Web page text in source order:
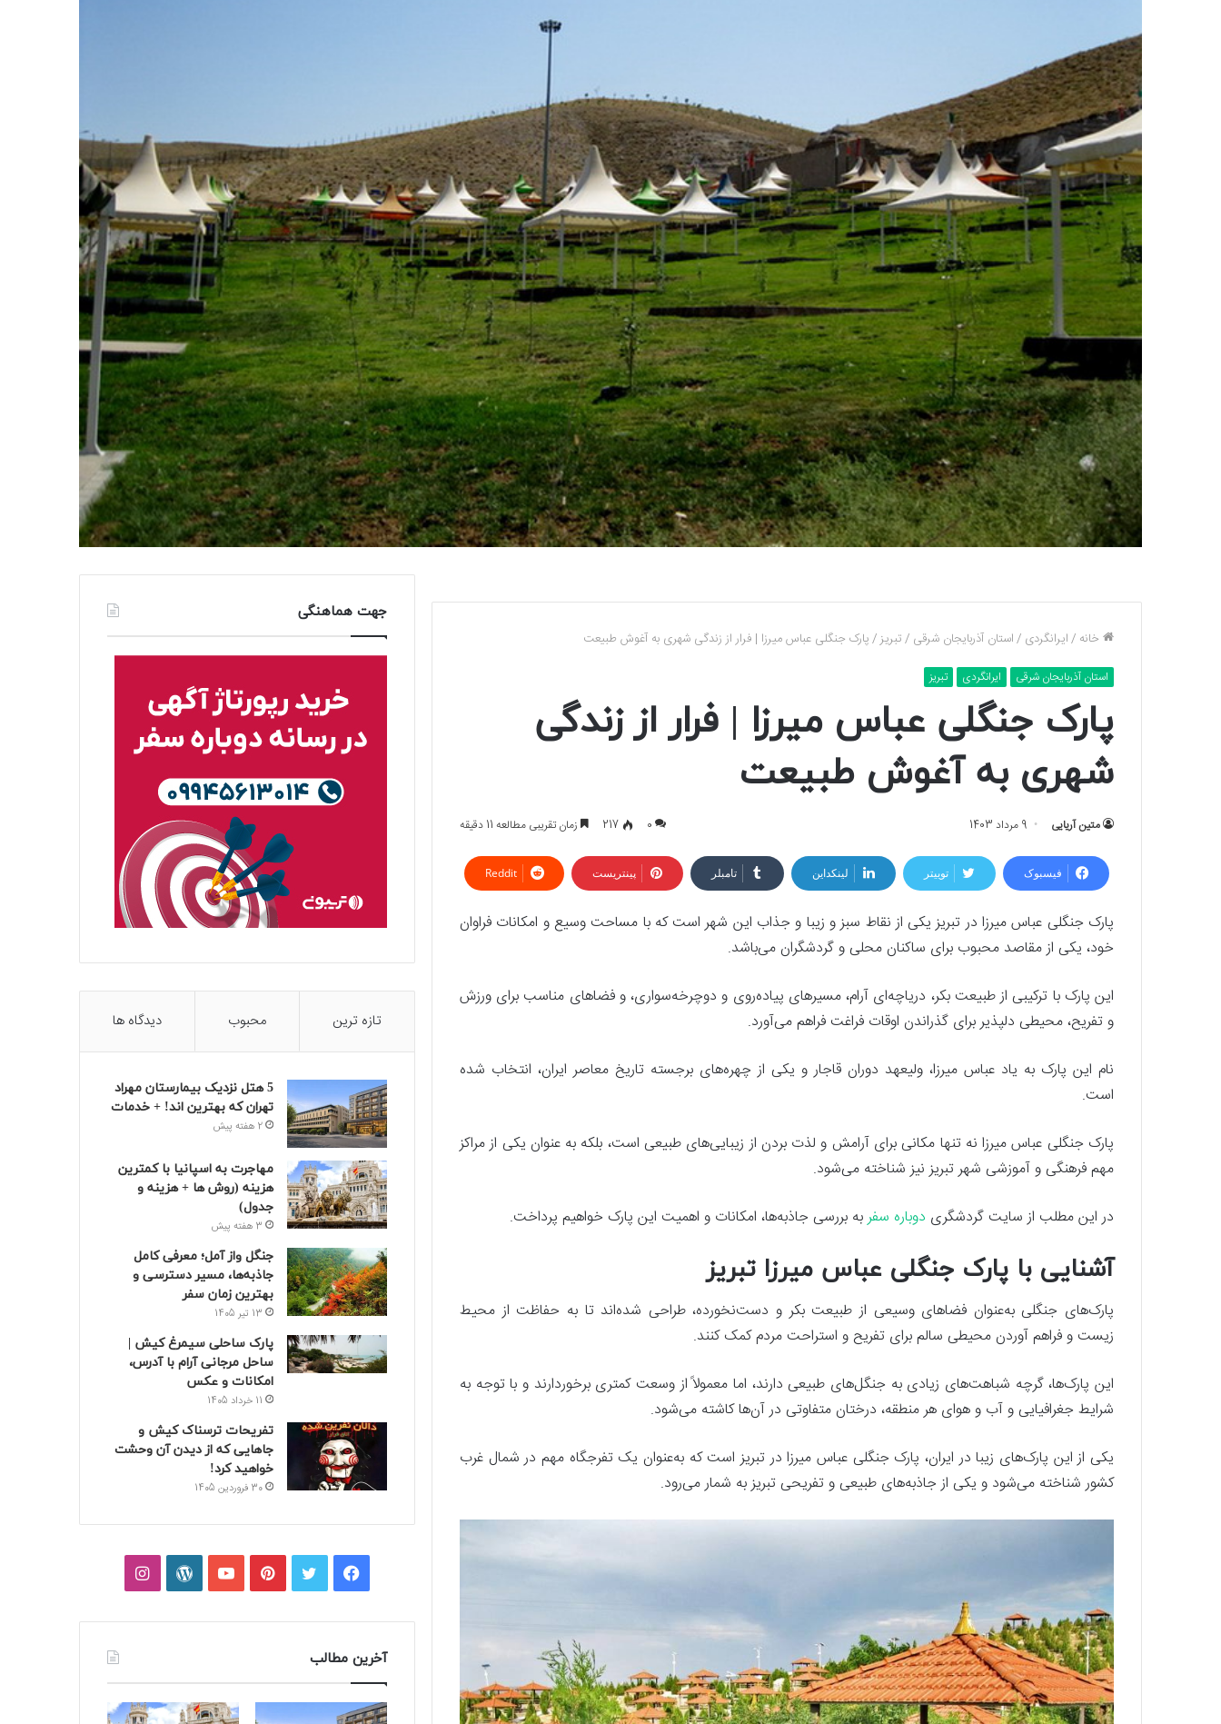
خانه /ایرانگردی /استان آذربایجان شرقی /تبریز/پارک جنگلی عباس میرزا | فرار از زندگی شهری به آغوش طبیعت
استان آذربایجان شرقی ایرانگردی تبریز
پارک جنگلی عباس میرزا | فرار از زندگی
شهری به آغوش طبیعت
متین آریایی 9 مرداد 1403 0
217 زمان تقریبی مطالعه 11 دقیقه
فیسبوک توییتر لینکداین تامبلر پینتریست Reddit
پارک جنگلی عباس میرزا در تبریز یکی از نقاط سبز و زیبا و جذاب این شهر است که با مساحت وسیع و امکانات فراوان
خود، یکی از مقاصد محبوب برای ساکنان محلی و گردشگران می‌باشد.
این پارک با ترکیبی از طبیعت بکر، دریاچه‌ای آرام، مسیرهای پیاده‌روی و دوچرخه‌سواری، و فضاهای مناسب برای ورزش
و تفریح، محیطی دلپذیر برای گذراندن اوقات فراغت فراهم می‌آورد.
نام این پارک به یاد عباس میرزا، ولیعهد دوران قاجار و یکی از چهره‌های برجسته تاریخ معاصر ایران، انتخاب شده
است.
پارک جنگلی عباس میرزا نه تنها مکانی برای آرامش و لذت بردن از زیبایی‌های طبیعی است، بلکه به عنوان یکی از مراکز
مهم فرهنگی و آموزشی شهر تبریز نیز شناخته می‌شود.
در این مطلب از سایت گردشگری دوباره سفربه بررسی جاذبه‌ها، امکانات و اهمیت این پارک خواهیم پرداخت.
آشنایی با پارک جنگلی عباس میرزا تبریز
پارک‌های جنگلی به‌عنوان فضاهای وسیعی از طبیعت بکر و دست‌نخورده، طراحی شده‌اند تا به حفاظت از محیط
زیست و فراهم آوردن محیطی سالم برای تفریح و استراحت مردم کمک کنند.
این پارک‌ها، گرچه شباهت‌های زیادی به جنگل‌های طبیعی دارند، اما معمولاً از وسعت کمتری برخوردارند و با توجه به
شرایط جغرافیایی و آب و هوای هر منطقه، درختان متفاوتی در آن‌ها کاشته می‌شود.
یکی از این پارک‌های زیبا در ایران، پارک جنگلی عباس میرزا در تبریز است که به‌عنوان یک تفرجگاه مهم در شمال غرب
کشور شناخته می‌شود و یکی از جاذبه‌های طبیعی و تفریحی تبریز به شمار می‌رود.
جهت هماهنگی
تازه ترین محبوب دیدگاه ها
5 هتل نزدیک بیمارستان مهراد
تهران که بهترین‌ اند! + خدمات
2 هفته پیش
مهاجرت به اسپانیا با کمترین
هزینه (روش ها + هزینه و
جدول)
3 هفته پیش
جنگل واز آمل؛ معرفی کامل
جاذبه‌ها، مسیر دسترسی و
بهترین زمان سفر
13 تیر 1405
پارک ساحلی سیمرغ کیش |
ساحل مرجانی آرام با آدرس،
امکانات و عکس
11 خرداد 1405
تفریحات ترسناک کیش و
جاهایی که از دیدن آن وحشت
خواهید کرد!
30 فروردین 1405
فیسبوکتوییترپینتریستیوتیوبوردپرساینستاگرام
آخرین مطالب